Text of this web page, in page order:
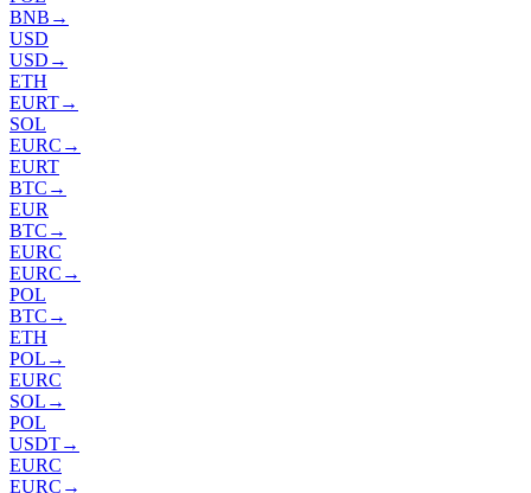
BNB →
USD
USD →
ETH
EURT→
SOL
EURC →
EURT
BTC →
EUR
BTC →
EURC
EURC →
POL
BTC →
ETH
POL →
EURC
SOL →
POL
USDT→
EURC
EURC →